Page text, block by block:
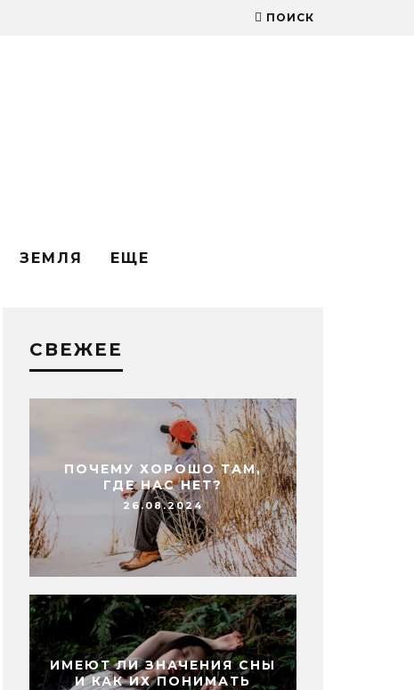
ПОИСК
ЗЕМЛЯ ЕЩЕ
СВЕЖЕЕ
ПОЧЕМУ ХОРОШО ТАМ,
ГДЕ НАС НЕТ?
26.08.2024
ИМЕЮТ ЛИ ЗНАЧЕНИЯ СНЫ
И КАК ИХ ПОНИМАТЬ